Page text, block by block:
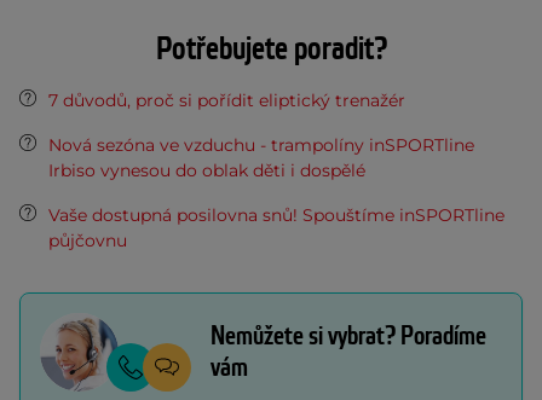
Potřebujete poradit?
7 důvodů, proč si pořídit eliptický trenažér
Nová sezóna ve vzduchu - trampolíny inSPORTline
Irbiso vynesou do oblak děti i dospělé
Vaše dostupná posilovna snů! Spouštíme inSPORTline
půjčovnu
Nemůžete si vybrat? Poradíme
vám